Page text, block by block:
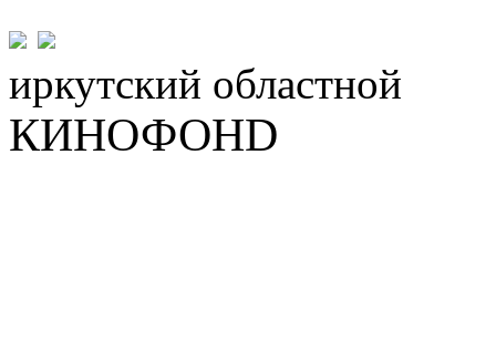
иркутский областной
КИНОФОНD